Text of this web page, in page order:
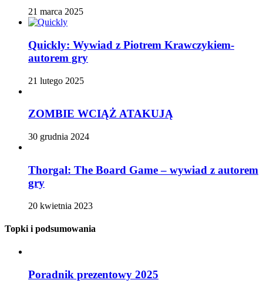
21 marca 2025
Quickly: Wywiad z Piotrem Krawczykiem-
autorem gry
21 lutego 2025
ZOMBIE WCIĄŻ ATAKUJĄ
30 grudnia 2024
Thorgal: The Board Game – wywiad z autorem
gry
20 kwietnia 2023
Topki i podsumowania
Poradnik prezentowy 2025